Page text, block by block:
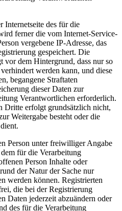
Internetseite des für die
ferner die vom Internet-Service-
vergebene IP-Adresse, das
gespeichert. Die
vor dem Hintergrund, dass nur so
werden kann, und diese
begangene Straftaten
dieser Daten zur
Verantwortlichen erforderlich.
Dritte erfolgt grundsätzlich nicht,
Weitergabe besteht oder die
Person unter freiwilliger Angabe
für die Verarbeitung
Person Inhalte oder
der Natur der Sache nur
werden können. Registrierten
die bei der Registrierung
Daten jederzeit abzuändern oder
des für die Verarbeitung